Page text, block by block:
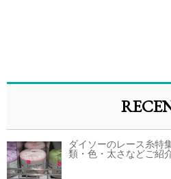
ダイソーのレース糸特
類・色・太さなどご紹